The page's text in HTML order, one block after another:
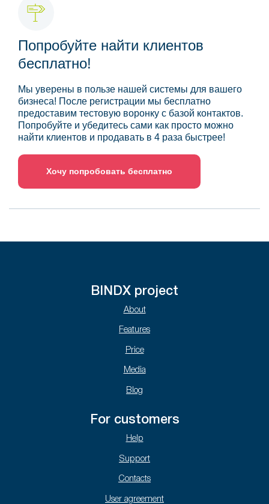
Попробуйте найти клиентов
бесплатно!
Мы уверены в пользе нашей системы для вашего
бизнеса! После регистрации мы бесплатно
предоставим тестовую воронку с базой контактов.
Попробуйте и убедитесь сами как просто можно
найти клиентов и продавать в 4 раза быстрее!
Хочу попробовать бесплатно
BINDX project
About
Features
Price
Media
Blog
For customers
Help
Support
Contacts
User agreement